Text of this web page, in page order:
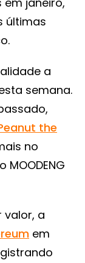
últimas
a
semana.
the
no
valor, a
em